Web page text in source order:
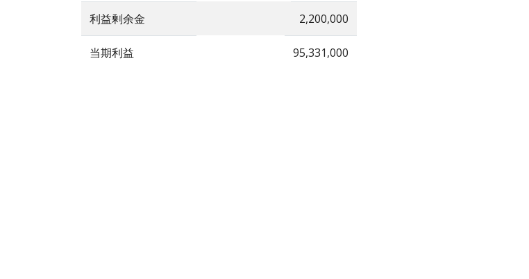
利益剰余金 2,200,000
当期利益 95,331,000